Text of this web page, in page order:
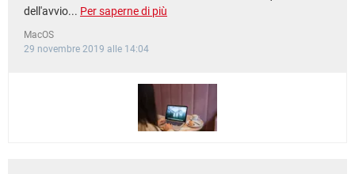
dell'avvio... Per saperne di più
MacOS
29 novembre 2019 alle 14:04